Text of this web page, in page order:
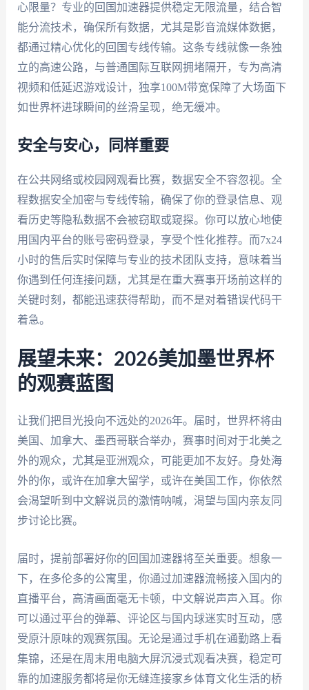
心限量？专业的回国加速器提供稳定无限流量，结合智
能分流技术，确保所有数据，尤其是影音流媒体数据，
都通过精心优化的回国专线传输。这条专线就像一条独
立的高速公路，与普通国际互联网拥堵隔开，专为高清
视频和低延迟游戏设计，独享100M带宽保障了大场面下
如世界杯进球瞬间的丝滑呈现，绝无缓冲。
安全与安心，同样重要
在公共网络或校园网观看比赛，数据安全不容忽视。全
程数据安全加密与专线传输，确保了你的登录信息、观
看历史等隐私数据不会被窃取或窥探。你可以放心地使
用国内平台的账号密码登录，享受个性化推荐。而7x24
小时的售后实时保障与专业的技术团队支持，意味着当
你遇到任何连接问题，尤其是在重大赛事开场前这样的
关键时刻，都能迅速获得帮助，而不是对着错误代码干
着急。
展望未来：2026美加墨世界杯
的观赛蓝图
让我们把目光投向不远处的2026年。届时，世界杯将由
美国、加拿大、墨西哥联合举办，赛事时间对于北美之
外的观众，尤其是亚洲观众，可能更加不友好。身处海
外的你，或许在加拿大留学，或许在美国工作，你依然
会渴望听到中文解说员的激情呐喊，渴望与国内亲友同
步讨论比赛。
届时，提前部署好你的回国加速器将至关重要。想象一
下，在多伦多的公寓里，你通过加速器流畅接入国内的
直播平台，高清画面毫无卡顿，中文解说声声入耳。你
可以通过平台的弹幕、评论区与国内球迷实时互动，感
受原汁原味的观赛氛围。无论是通过手机在通勤路上看
集锦，还是在周末用电脑大屏沉浸式观看决赛，稳定可
靠的加速服务都将是你无缝连接家乡体育文化生活的桥